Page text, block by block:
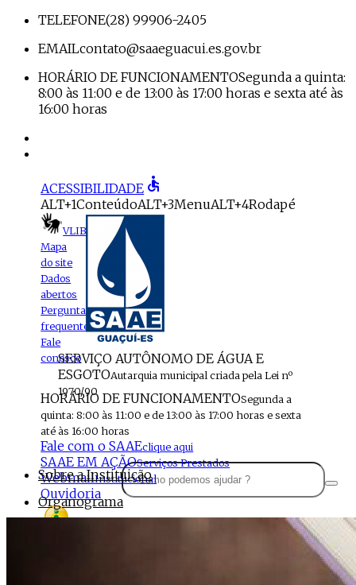
TELEFONE(28) 99906-2405
EMAILcontato@saaeguacui.es.gov.br
HORÁRIO DE FUNCIONAMENTOSegunda a quinta:
8:00 às 11:00 e de 13:00 às 17:00 horas e sexta até às
16:00 horas
ACESSIBILIDADE accessible
ALT+1ConteúdoALT+3MenuALT+4Rodapé
VLIBRAS
Mapa
do site
Dados
abertos
Perguntas
frequentes
Fale
conosco
SERVIÇO AUTÔNOMO DE ÁGUA E
ESGOTOAutarquia municipal criada pela Lei nº
1970/90
HORÁRIO DE FUNCIONAMENTOSegunda a
quinta: 8:00 às 11:00 e de 13:00 às 17:00 horas e sexta
até às 16:00 horas
Fale com o SAAEclique aqui
SAAE EM AÇÃOServiços Prestados
WebmailInstitucional
Ouvidoria
Sobre a Instituição
Organograma